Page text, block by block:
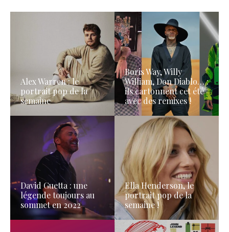
Alex Warren : le
portrait pop de la
semaine
Boris Way, Willy
William, Don Diablo… :
ils cartonnent cet été
avec des remixes !
David Guetta : une
légende toujours au
sommet en 2022
Ella Henderson, le
portrait pop de la
semaine !